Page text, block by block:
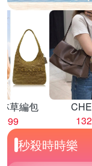
草編包
秒殺時時樂